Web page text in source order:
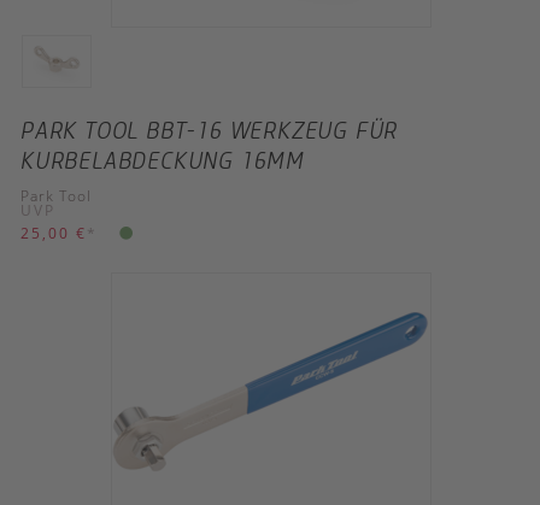
PARK TOOL BBT-16 WERKZEUG FÜR
KURBELABDECKUNG 16MM
Park Tool
UVP
25,00 € *